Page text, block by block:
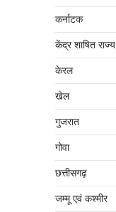
कर्नाटक
केंद्र शाषित राज्य
केरल
खेल
गुजरात
गोवा
छत्तीसगढ़
जम्‍मू एवं कश्‍मीर